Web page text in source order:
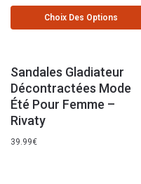
Choix Des Options
Sandales Gladiateur
Décontractées Mode
Été Pour Femme –
Rivaty
39.99€